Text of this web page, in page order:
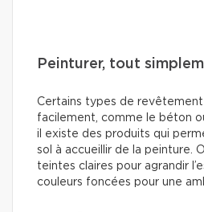
Peinturer, tout
Certains types de
facilement, comme le béton
il existe des produits qui
sol à accueillir de la peinture.
teintes claires pour agrandir
couleurs foncées pour une